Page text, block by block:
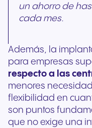
un ahorro de
cada mes.
Además, la
para empresas
respecto a las
menores
flexibilidad en
son puntos
que no exige una